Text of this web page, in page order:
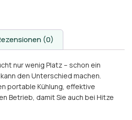
(0)
nur wenig Platz – schon ein
den Unterschied machen.
portable Kühlung, effektive
Betrieb, damit Sie auch bei Hitze